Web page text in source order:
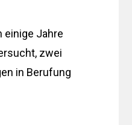
einige Jahre
zwei
in Berufung